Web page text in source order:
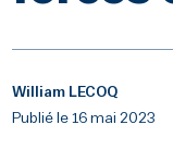
William LECOQ
Publié le 16 mai 2023